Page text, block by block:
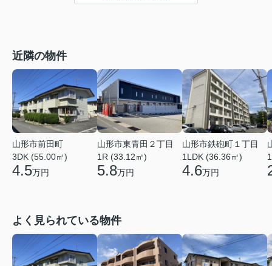
近隣の物件
山形市前田町
3DK (55.00㎡)
4.5万円
山形市東青田２丁目
1R (33.12㎡)
5.8万円
山形市鉄砲町１丁目
1LDK (36.36㎡)
4.6万円
よく見られている物件